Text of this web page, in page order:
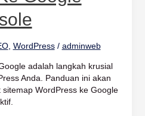
, WordPress/ adminweb
adalah langkah krusial
Anda. Panduan ini akan
WordPress ke Google